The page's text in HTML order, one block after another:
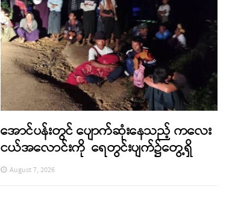
အောင်ပန်းတွင် ပျောက်ဆုံးနေသည့် ကလေး
ငယ်အလောင်းကို ရေတွင်းပျက်၌တွေ့ရှိ
August 7, 2026